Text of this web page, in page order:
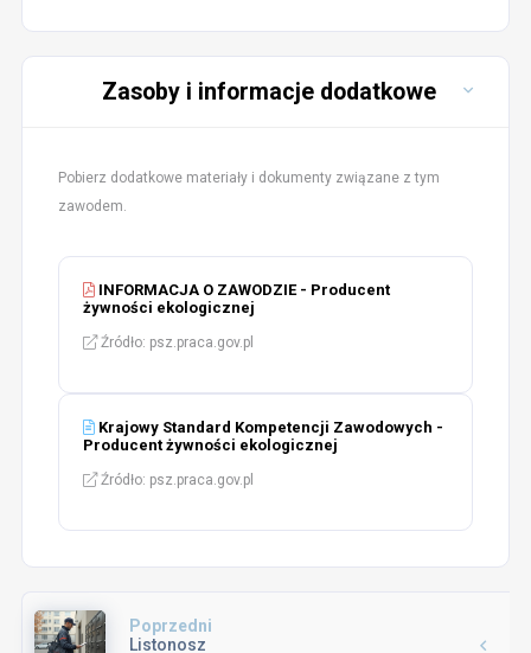
Zasoby i informacje dodatkowe
Pobierz dodatkowe materiały i dokumenty związane z tym
zawodem.
INFORMACJA O ZAWODZIE - Producent
żywności ekologicznej
Źródło: psz.praca.gov.pl
Krajowy Standard Kompetencji Zawodowych -
Producent żywności ekologicznej
Źródło: psz.praca.gov.pl
Poprzedni
Listonosz